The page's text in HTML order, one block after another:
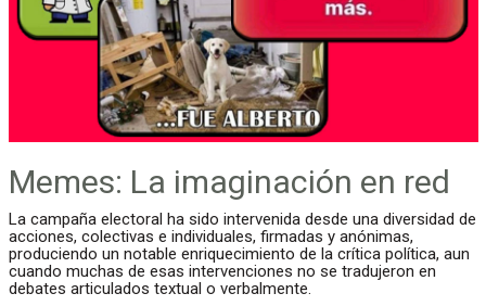
Memes: La imaginación en red
La campaña electoral ha sido intervenida desde una diversidad de
acciones, colectivas e individuales, firmadas y anónimas,
produciendo un notable enriquecimiento de la crítica política, aun
cuando muchas de esas intervenciones no se tradujeron en
debates articulados textual o verbalmente.